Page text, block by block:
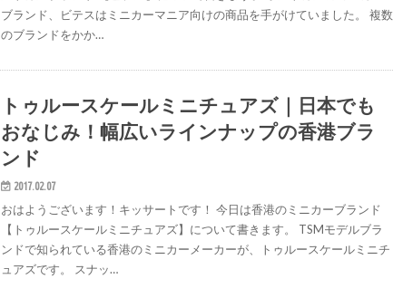
ブランド、ビテスはミニカーマニア向けの商品を手がけていました。 複数
のブランドをかか…
トゥルースケールミニチュアズ｜日本でも
おなじみ！幅広いラインナップの香港ブラ
ンド
2017.02.07
おはようございます！キッサートです！ 今日は香港のミニカーブランド
【トゥルースケールミニチュアズ】について書きます。 TSMモデルブラ
ンドで知られている香港のミニカーメーカーが、トゥルースケールミニチ
ュアズです。 スナッ…